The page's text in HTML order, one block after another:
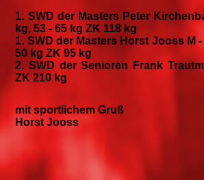
1. SWD der Masters Peter
kg, 53 - 65 kg ZK 118 kg
1. SWD der Masters Horst Jooss M
50 kg ZK 95 kg
2. SWD der Senioren Frank
ZK 210 kg
mit sportlichem Gruß
Horst Jooss